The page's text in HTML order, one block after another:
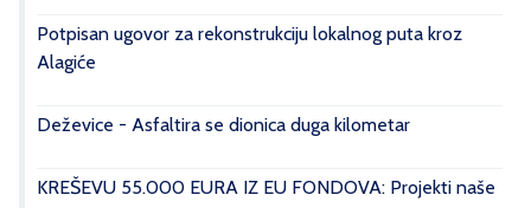
Potpisan ugovor za rekonstrukciju lokalnog puta kroz
Alagiće
Deževice - Asfaltira se dionica duga kilometar
KREŠEVU 55.000 EURA IZ EU FONDOVA: Projekti naše